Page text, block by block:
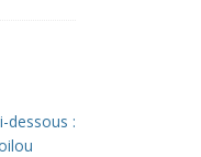
dessous :